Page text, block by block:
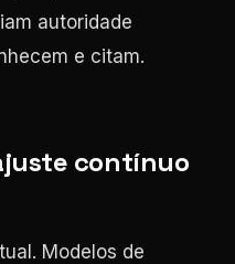
autoridade
e citam.
contínuo
Modelos de